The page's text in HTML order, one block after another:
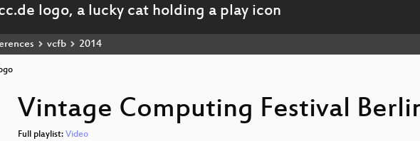
vcfb 2014
Vintage Computing Festival
Full playlist: Video